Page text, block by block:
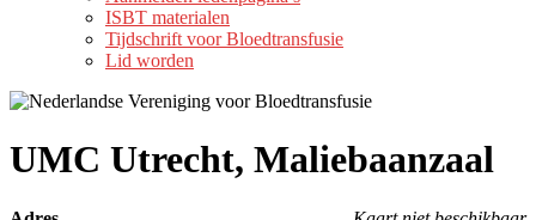
ISBT materialen
Tijdschrift voor Bloedtransfusie
Lid worden
UMC Utrecht, Maliebaanzaal